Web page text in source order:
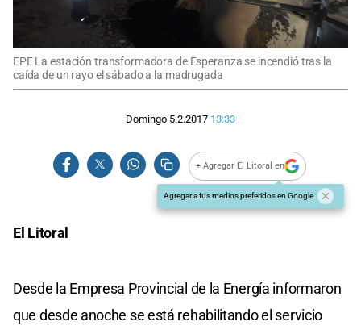
EPE La estación transformadora de Esperanza se incendió tras la
caída de un rayo el sábado a la madrugada
Domingo 5.2.2017 13:33
+ Agregar El Litoral en
Agregar a tus medios preferidos en Google
El Litoral
Desde la Empresa Provincial de la Energía informaron
que desde anoche se está rehabilitando el servicio